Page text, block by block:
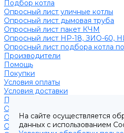
Подбор котла
Опросный лист уличные котлы
Опросный лист дымовая труба
Опросный лист пакет КЧМ
Опросный лист НР-18, ЗИО-60,
Опросный лист подбора котла
Производители
Помощь
Покупки
Условия оплаты
Условия доставки
Подобрать котёл
Опросный лист уличные котлы
Опросный лист дымовая труба
Опросный лист пакет КЧМ
На сайте осуществляется
данных с использованием